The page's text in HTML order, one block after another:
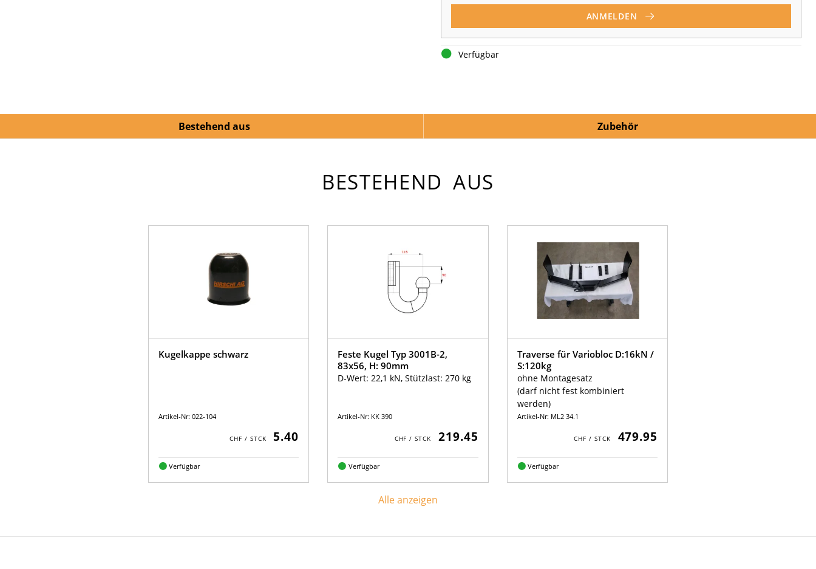
ANMELDEN
Verfügbar
Bestehend aus Zubehör
BESTEHEND AUS
Kugelkappe schwarz
Artikel-Nr: 022-104
5.40
Verfügbar
Feste Kugel Typ 3001B-2,
83x56, H: 90mm
D-Wert: 22,1 kN, Stützlast: 270 kg
Artikel-Nr: KK 390
219.45
Verfügbar
Traverse für Variobloc D:16kN /
S:120kg
ohne Montagesatz
(darf nicht fest kombiniert
werden)
Artikel-Nr: ML2 34.1
479.95
Verfügbar
Alle anzeigen